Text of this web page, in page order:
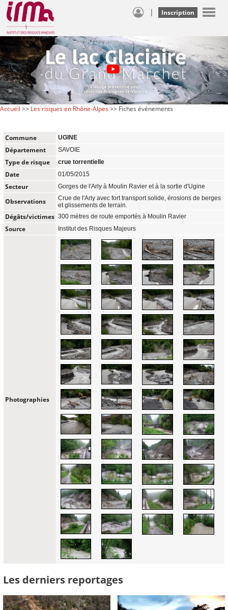
| Inscription
Accueil >> Les risques en Rhône-Alpes>> Fiches événements
Commune UGINE
Département SAVOIE
Type de risque crue torrentielle
Date 01/05/2015
Secteur Gorges de l'Arly à Moulin Ravier et à la sortie d'Ugine
Observations
Crue de l'Arly avec fort transport solide, érosions de berges
et glissements de terrain.
Dégâts/victimes 300 mètres de route emportés à Moulin Ravier
Source Institut des Risques Majeurs
Photographies
Les derniers reportages